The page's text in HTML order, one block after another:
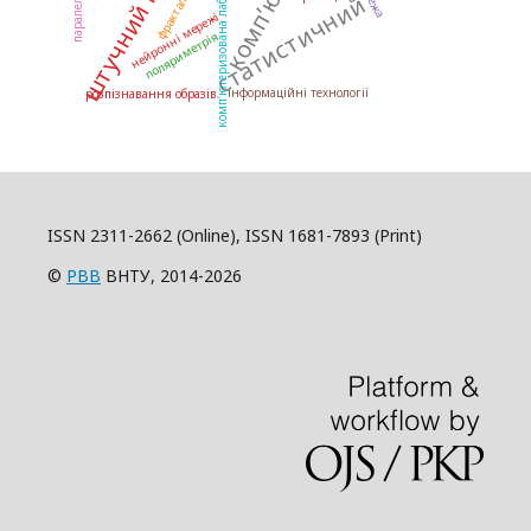
статистичний
розпізнавання образівкомп’ютеризована лабораторія
нейронні мережі
поляриметрія
інформаційні технології
ISSN 2311-2662 (Online), ISSN 1681-7893 (Print)
© РВВ ВНТУ, 2014-2026